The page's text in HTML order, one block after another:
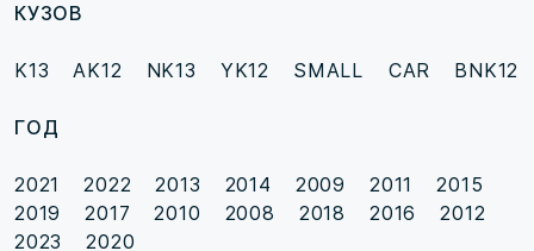
КУЗОВ
K13 AK12 NK13 YK12 SMALL CAR BNK12
ГОД
2021 2022 2013 2014 2009 2011
2015
2019
2017 2010 2008 2018 2016
2012
2023
2020